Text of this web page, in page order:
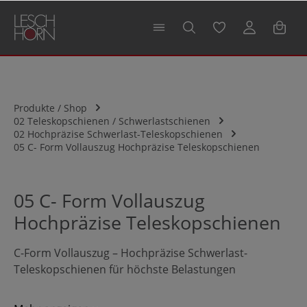
springen
Produkte / Shop
02 Teleskopschienen / Schwerlastschienen
02 Hochpräzise Schwerlast-Teleskopschienen
05 C- Form Vollauszug Hochpräzise Teleskopschienen
05 C- Form Vollauszug
Hochpräzise Teleskopschienen
C-Form Vollauszug – Hochpräzise Schwerlast-
Teleskopschienen für höchste Belastungen
Die hochpräzisen Schwerlast-Teleskopschienen in C-